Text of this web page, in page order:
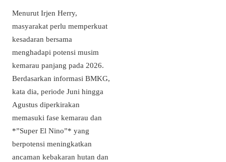
Menurut Irjen Herry,
masyarakat perlu memperkuat
kesadaran bersama
menghadapi potensi musim
kemarau panjang pada 2026.
Berdasarkan informasi BMKG,
kata dia, periode Juni hingga
Agustus diperkirakan
memasuki fase kemarau dan
*”Super El Nino”* yang
berpotensi meningkatkan
ancaman kebakaran hutan dan